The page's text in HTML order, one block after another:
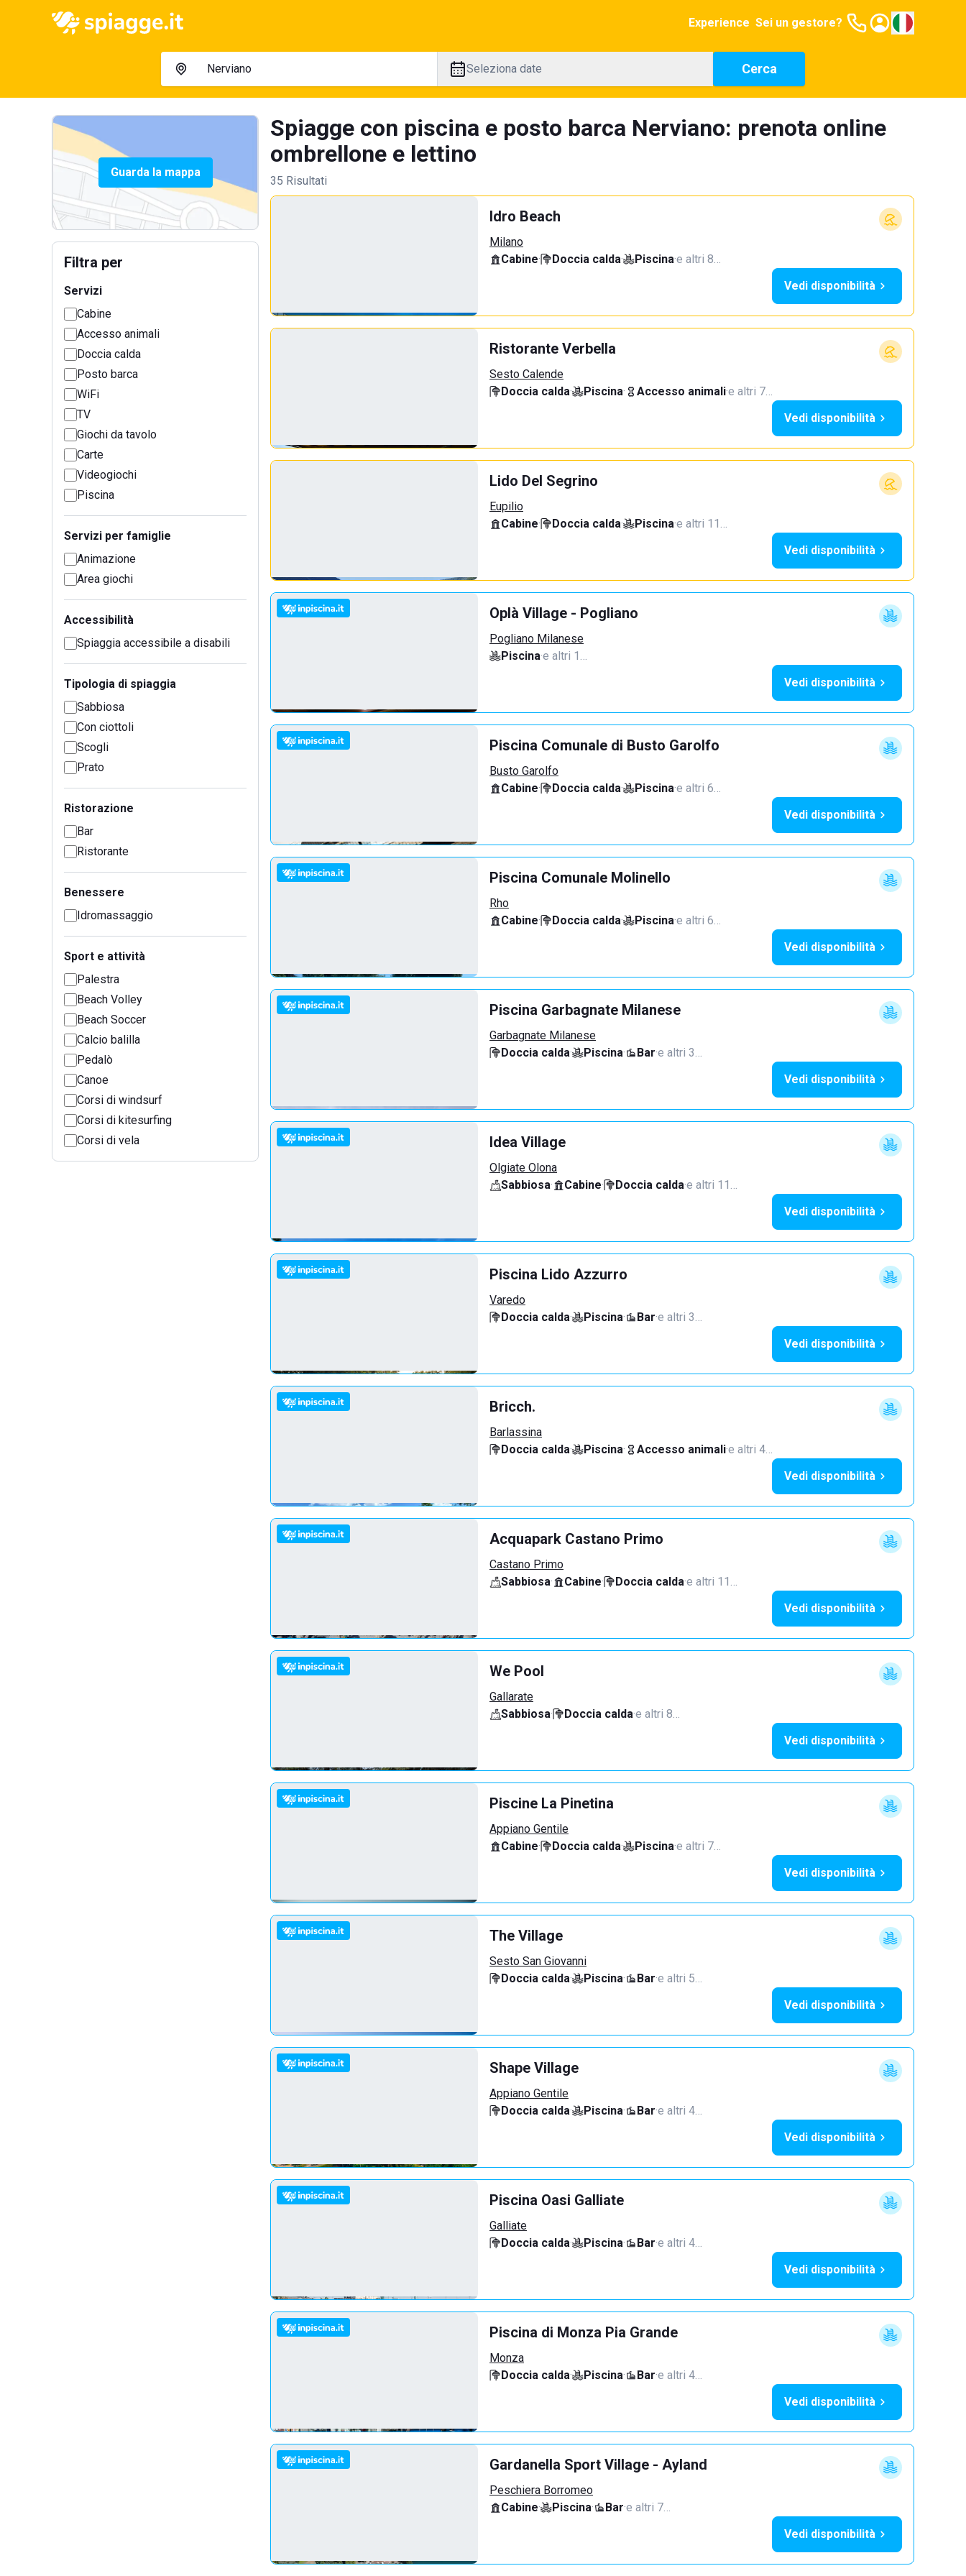
Experience Sei un gestore?
Seleziona date Cerca
Guarda la mappa
Filtra per
Servizi
Cabine
Accesso animali
Doccia calda
Posto barca
WiFi
TV
Giochi da tavolo
Carte
Videogiochi
Piscina
Servizi per famiglie
Animazione
Area giochi
Accessibilità
Spiaggia accessibile a disabili
Tipologia di spiaggia
Sabbiosa
Con ciottoli
Scogli
Prato
Ristorazione
Bar
Ristorante
Benessere
Idromassaggio
Sport e attività
Palestra
Beach Volley
Beach Soccer
Calcio balilla
Pedalò
Canoe
Corsi di windsurf
Corsi di kitesurfing
Corsi di vela
Spiagge con piscina e posto barca Nerviano: prenota online
ombrellone e lettino
35 Risultati
Idro Beach
Milano
Cabine· Doccia calda· Piscina·e altri 8…
Vedi disponibilità
Ristorante Verbella
Sesto Calende
Doccia calda· Piscina· Accesso animali·e altri 7…
Vedi disponibilità
Lido Del Segrino
Eupilio
Cabine· Doccia calda· Piscina·e altri 11…
Vedi disponibilità
Oplà Village - Pogliano
Pogliano Milanese
Piscina·e altri 1…
Vedi disponibilità
Piscina Comunale di Busto Garolfo
Busto Garolfo
Cabine· Doccia calda· Piscina·e altri 6…
Vedi disponibilità
Piscina Comunale Molinello
Rho
Cabine· Doccia calda· Piscina·e altri 6…
Vedi disponibilità
Piscina Garbagnate Milanese
Garbagnate Milanese
Doccia calda· Piscina· Bar·e altri 3…
Vedi disponibilità
Idea Village
Olgiate Olona
Sabbiosa· Cabine· Doccia calda·e altri 11…
Vedi disponibilità
Piscina Lido Azzurro
Varedo
Doccia calda· Piscina· Bar·e altri 3…
Vedi disponibilità
Bricch.
Barlassina
Doccia calda· Piscina· Accesso animali·e altri 4…
Vedi disponibilità
Acquapark Castano Primo
Castano Primo
Sabbiosa· Cabine· Doccia calda·e altri 11…
Vedi disponibilità
We Pool
Gallarate
Sabbiosa· Doccia calda·e altri 8…
Vedi disponibilità
Piscine La Pinetina
Appiano Gentile
Cabine· Doccia calda· Piscina·e altri 7…
Vedi disponibilità
The Village
Sesto San Giovanni
Doccia calda· Piscina· Bar·e altri 5…
Vedi disponibilità
Shape Village
Appiano Gentile
Doccia calda· Piscina· Bar·e altri 4…
Vedi disponibilità
Piscina Oasi Galliate
Galliate
Doccia calda· Piscina· Bar·e altri 4…
Vedi disponibilità
Piscina di Monza Pia Grande
Monza
Doccia calda· Piscina· Bar·e altri 4…
Vedi disponibilità
Gardanella Sport Village - Ayland
Peschiera Borromeo
Cabine· Piscina· Bar·e altri 7…
Vedi disponibilità